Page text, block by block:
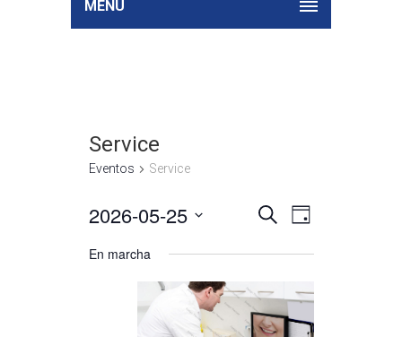
MENU
Service
Eventos Service
Búsqueda
de
vistas
BUSCARNavegación
de
DAY
2026-05-25
Seleccionar
En marcha